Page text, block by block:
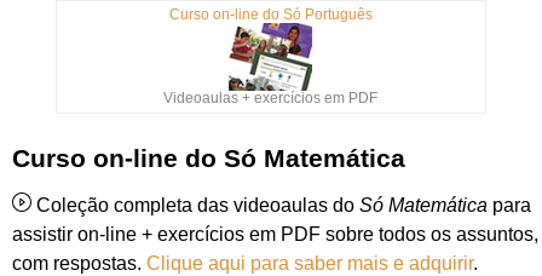
Curso on-line do Só Português
Videoaulas + exercícios em PDF
Curso on-line do Só Matemática
Coleção completa das videoaulas do Só Matemática para
assistir on-line + exercícios em PDF sobre todos os assuntos,
com respostas. Clique aqui para saber mais e adquirir.